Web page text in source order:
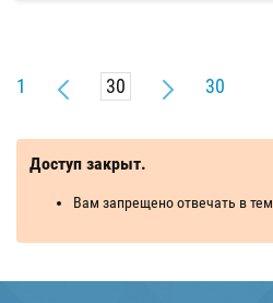
1 30
Доступ закрыт.
Вам запрещено отвечать в